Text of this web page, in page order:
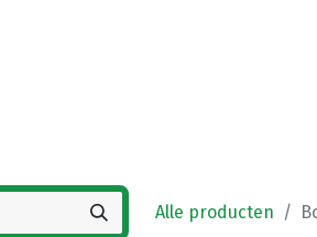
Alle producten